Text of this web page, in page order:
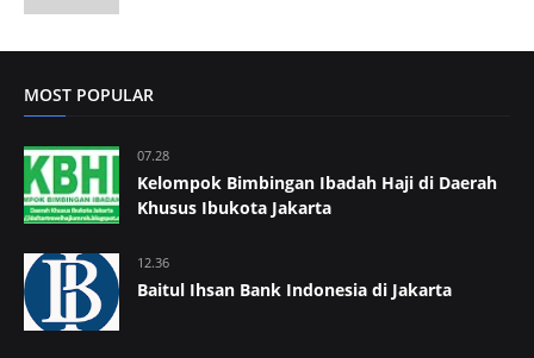
MOST POPULAR
07.28
Kelompok Bimbingan Ibadah Haji di Daerah
Khusus Ibukota Jakarta
12.36
Baitul Ihsan Bank Indonesia di Jakarta